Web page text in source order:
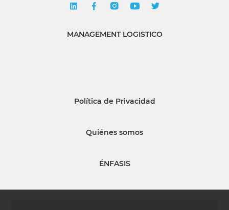
MANAGEMENT LOGISTICO
Política de Privacidad
Quiénes somos
ÉNFASIS